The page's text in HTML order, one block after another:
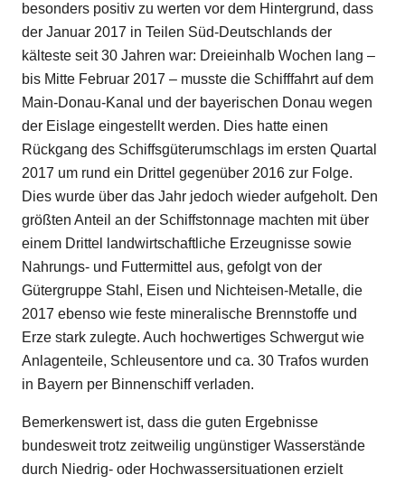
besonders positiv zu werten vor dem Hintergrund, dass
der Januar 2017 in Teilen Süd-Deutschlands der
kälteste seit 30 Jahren war: Dreieinhalb Wochen lang –
bis Mitte Februar 2017 – musste die Schifffahrt auf dem
Main-Donau-Kanal und der bayerischen Donau wegen
der Eislage eingestellt werden. Dies hatte einen
Rückgang des Schiffsgüterumschlags im ersten Quartal
2017 um rund ein Drittel gegenüber 2016 zur Folge.
Dies wurde über das Jahr jedoch wieder aufgeholt. Den
größten Anteil an der Schiffstonnage machten mit über
einem Drittel landwirtschaftliche Erzeugnisse sowie
Nahrungs- und Futtermittel aus, gefolgt von der
Gütergruppe Stahl, Eisen und Nichteisen-Metalle, die
2017 ebenso wie feste mineralische Brennstoffe und
Erze stark zulegte. Auch hochwertiges Schwergut wie
Anlagenteile, Schleusentore und ca. 30 Trafos wurden
in Bayern per Binnenschiff verladen.
Bemerkenswert ist, dass die guten Ergebnisse
bundesweit trotz zeitweilig ungünstiger Wasserstände
durch Niedrig- oder Hochwassersituationen erzielt